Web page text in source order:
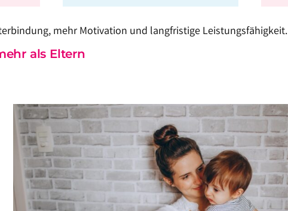
mehr Motivation und langfristige Leistungsfähigkeit.
als Eltern